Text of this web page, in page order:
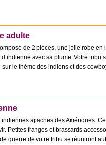
adulte
de 2 pièces, une jolie robe
avec sa plume. Votre tribu
le thème des indiens et des
apaches des Amériques.
Petites franges et brassards
guerre de votre tribu se réuniront